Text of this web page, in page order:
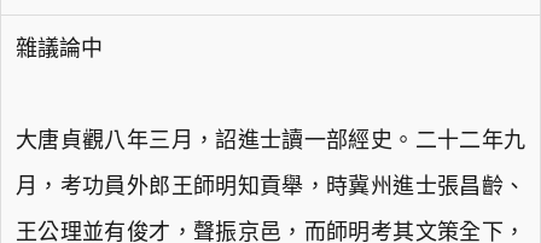
雜議論中
大唐貞觀八年三月，詔進士讀一部經史。二十二年九
月，考功員外郎王師明知貢舉，時冀州進士張昌齡、
王公理並有俊才，聲振京邑，而師明考其文策全下，